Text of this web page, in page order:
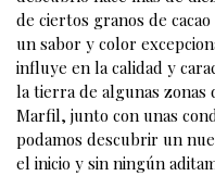
de ciertos granos de
un sabor y color
influye en la calidad y
la tierra de algunas zonas
Marfil, junto con unas
podamos descubrir un
el inicio y sin ningún